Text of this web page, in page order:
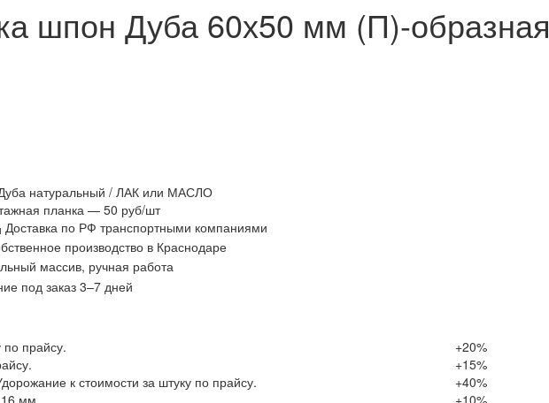
шпон Дуба 60х50 мм (П)-образная
натуральный / ЛАК или МАСЛО
планка — 50 руб/шт
Доставка по РФ транспортными компаниями
производство в Краснодаре
массив, ручная работа
под заказ 3–7 дней
прайсу.
+20%
+15%
к стоимости за штуку по прайсу.
+40%
мм.
+10%